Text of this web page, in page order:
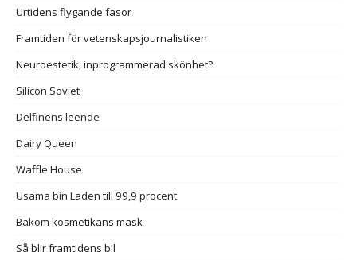
Urtidens flygande fasor
Framtiden för vetenskapsjournalistiken
Neuroestetik, inprogrammerad skönhet?
Silicon Soviet
Delfinens leende
Dairy Queen
Waffle House
Usama bin Laden till 99,9 procent
Bakom kosmetikans mask
Så blir framtidens bil